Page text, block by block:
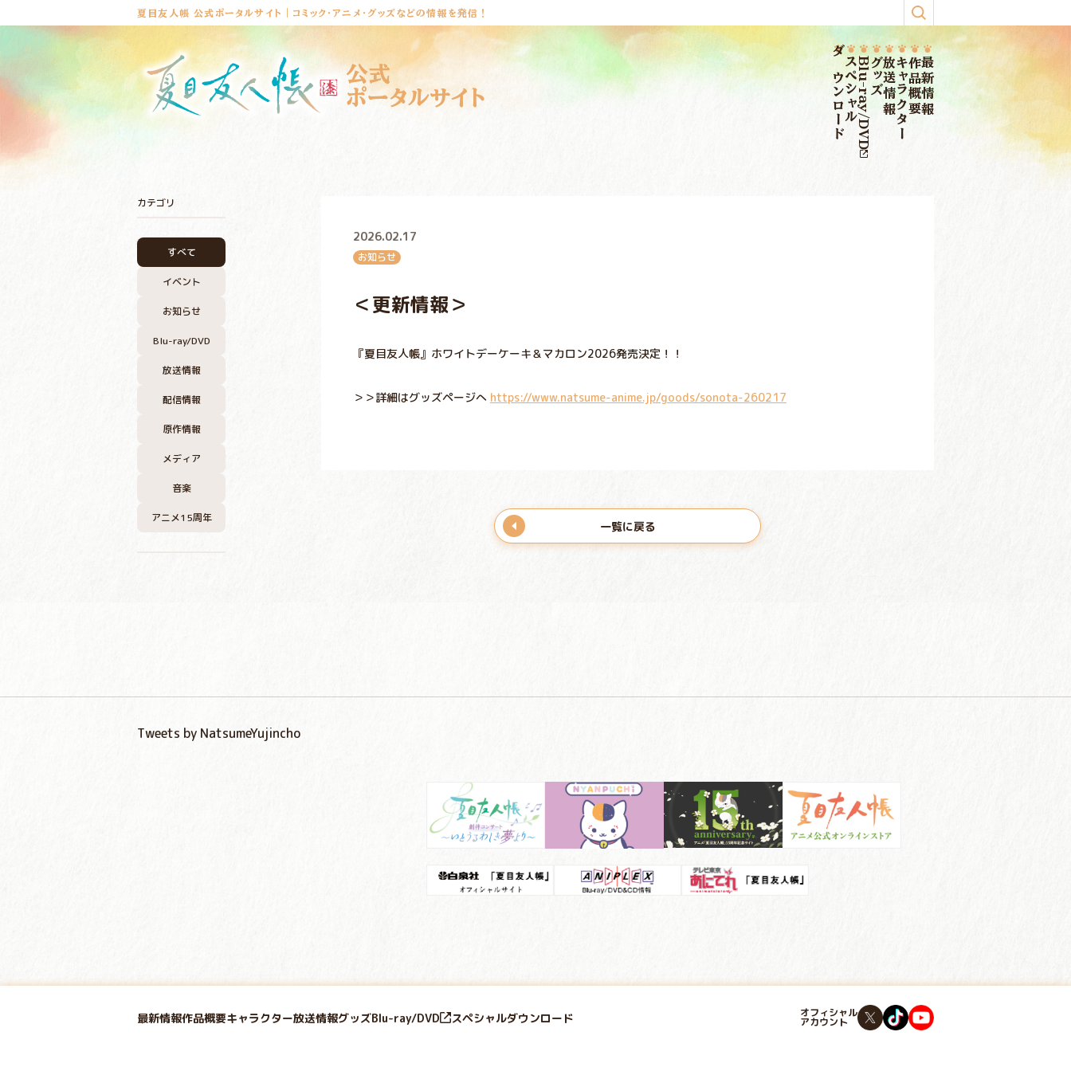
夏目友人帳 公式ポータルサイト｜コミック・アニメ・グッズなどの情報を発信！
公式
ポータルサイト
ダウンロードスペシャルBlu-ray/DVDグッズ放送情報キャラクター作品概要最新情報
カテゴリ
すべて
イベント
お知らせ
Blu-ray/DVD
放送情報
配信情報
原作情報
メディア
音楽
アニメ15周年
2026.02.17
お知らせ
＜更新情報＞
『夏目友人帳』ホワイトデーケーキ＆マカロン2026発売決定！！
＞＞詳細はグッズページへ https://www.natsume-anime.jp/goods/sonota-260217
一覧に戻る
Tweets by NatsumeYujincho
最新情報作品概要キャラクター放送情報グッズBlu-ray/DVD スペシャルダウンロード オフィシャル
アカウント